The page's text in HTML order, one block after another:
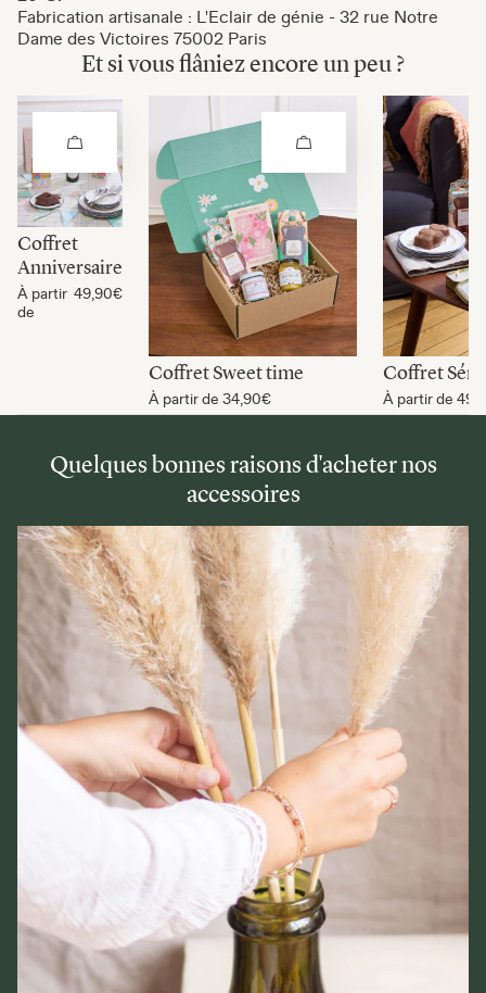
Fabrication artisanale : L'Eclair de génie - 32 rue Notre
Dame des Victoires 75002 Paris
Et si vous flâniez encore un peu ?
Coffret
Anniversaire
À partir
de
49,90€
Coffret Sweet time
À partir de 34,90€
Coffret
À partir de
Quelques bonnes raisons d'acheter nos
accessoires